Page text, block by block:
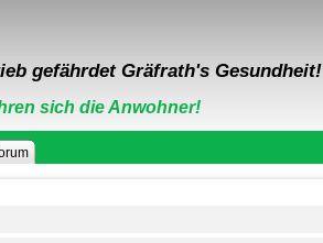
gefährdet Gräfrath's Gesundheit!
sich die Anwohner!